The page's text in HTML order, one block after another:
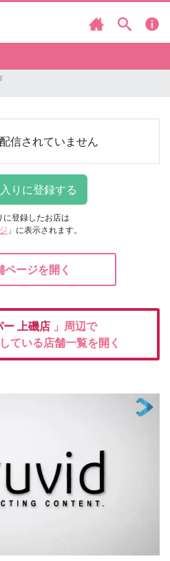
信されていません
に登録したお店は
」に表示されます。
ページを開く
ー 上磯店 」周辺で
ている店舗一覧を開く